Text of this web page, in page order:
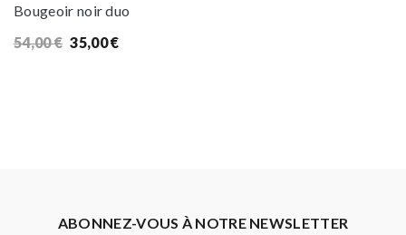
Bougeoir noir duo
54,00€ Le
35,00€Le
ABONNEZ-VOUS À NOTRE NEWSLETTER